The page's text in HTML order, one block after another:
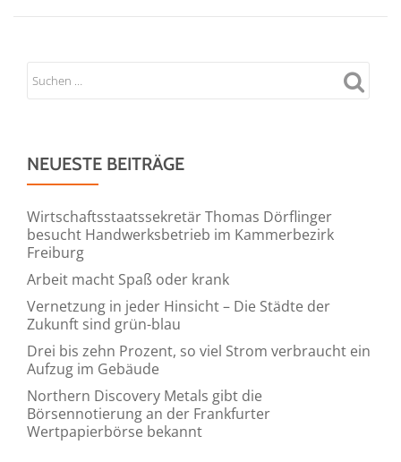
NEUESTE BEITRÄGE
Wirtschaftsstaatssekretär Thomas Dörflinger
besucht Handwerksbetrieb im Kammerbezirk
Freiburg
Arbeit macht Spaß oder krank
Vernetzung in jeder Hinsicht – Die Städte der
Zukunft sind grün-blau
Drei bis zehn Prozent, so viel Strom verbraucht ein
Aufzug im Gebäude
Northern Discovery Metals gibt die
Börsennotierung an der Frankfurter
Wertpapierbörse bekannt